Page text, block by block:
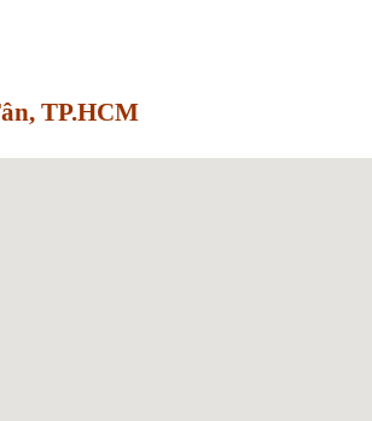
TP.HCM